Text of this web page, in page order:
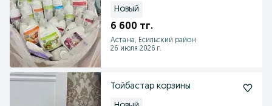
Новый
6 600 тг.
Астана, Есильский район
26 июля 2026 г.
Тойбастар корзины